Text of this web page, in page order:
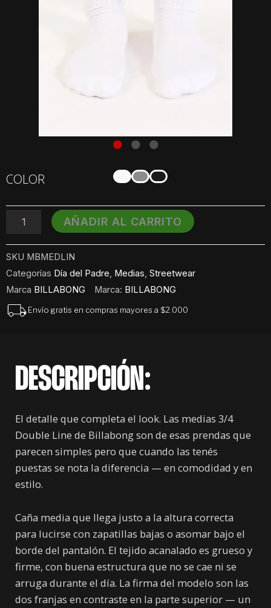
COLOR
Billabong
Line
Socks
AÑADIR AL CARRITO
SKU MBMEDLIN
Categorías Día del Padre, Medias, Streetwear
Marca BILLABONG Marca: BILLABONG
Envío gratis en compras mayores a $2.000
DESCRIPCIÓN:
El detalle que completa el look. Las medias 3/4
Double Line de Billabong son de esas prendas que
parecen simples pero que cuando las tenés
puestas se nota la diferencia — en comodidad y en
estilo.
Caña media que llega justo a la altura correcta
para lucirse con zapatillas bajas o asomar bajo el
borde del pantalón. El tejido acanalado es grueso y
firme, con buena estructura que no se cae ni se
arruga durante el día. La firma del modelo son las
dos franjas en contraste en la parte superior — un